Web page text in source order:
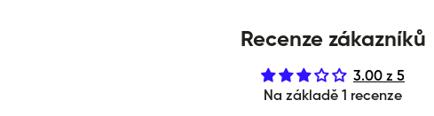
Recenze zákazníků
3.00 z 5
Na základě 1 recenze